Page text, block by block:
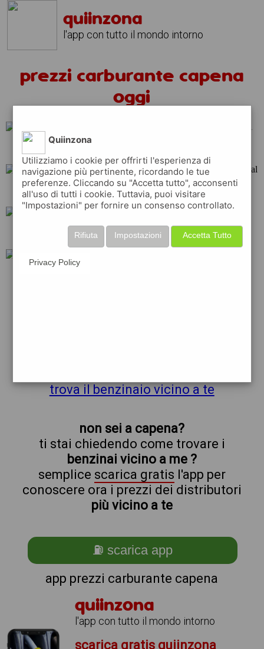
quiinzona
l'app con tutto il mondo intorno
prezzi carburante capena
oggi
shell repsol
ip eni
trova il benzinaio vicino a te
non sei a capena?
ti stai chiedendo come trovare i
benzinai vicino a me ?
semplice scarica gratis l'app per
conoscere ora i prezzi dei distributori
più vicino a te
⛽ scarica app
app prezzi carburante capena
quiinzona
l'app con tutto il mondo intorno
scarica gratis quiinzona
Quiinzona
Utilizziamo i cookie per offrirti l'esperienza di
navigazione più pertinente, ricordando le tue
preferenze. Cliccando su "Accetta tutto", acconsenti
all'uso di tutti i cookie. Tuttavia, puoi visitare
"Impostazioni" per fornire un consenso controllato.
Accetta Tutto
Impostazioni
Rifiuta
Privacy Policy